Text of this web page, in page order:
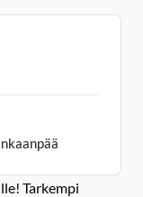
Tarkempi